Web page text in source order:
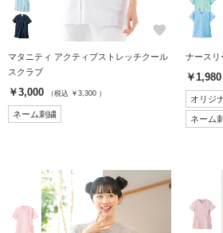
favorite
マタニティ アクティブストレッチクール
スクラブ
￥3,000 （税込 ￥3,300 ）
ネーム刺繍
ナースリ
￥1,980
オリジ
ネーム